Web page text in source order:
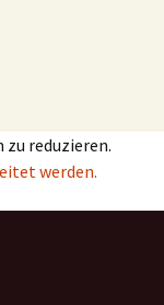
zu reduzieren.
werden.